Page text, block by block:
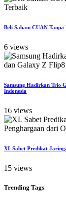
Beli Saham CUAN
6 views
Samsung Hadirkan Trio
Indonesia
16 views
XL Sabet Predikat
15 views
Trending Tags